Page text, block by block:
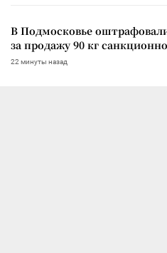
В Подмосковье
за продажу 90 кг
22 минуты назад